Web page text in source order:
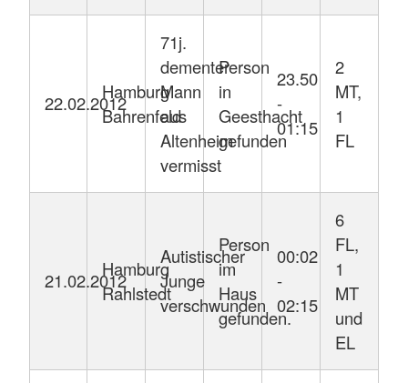
22.02.2012Hamburg
Bahrenfeld
71j.
dementer
Mann
aus
Altenheim
vermisst
Person
in
Geesthacht
gefunden
23.50
-
01:15
2
MT,
1
FL
21.02.2012Hamburg
Rahlstedt
Autistischer
Junge
verschwunden
Person
im
Haus
gefunden.
00:02
-
02:15
6
FL,
1
MT
und
EL